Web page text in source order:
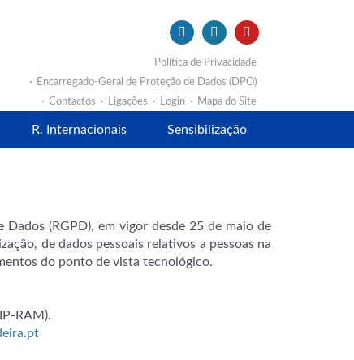
Política de Privacidade
Encarregado-Geral de Proteção de Dados (DPO)
Contactos
Ligações Login Mapa do Site
R. Internacionais Sensibilização
(RGPD), em vigor desde 25 de maio de
de dados pessoais relativos a pessoas na
do ponto de vista tecnológico.
RAM).